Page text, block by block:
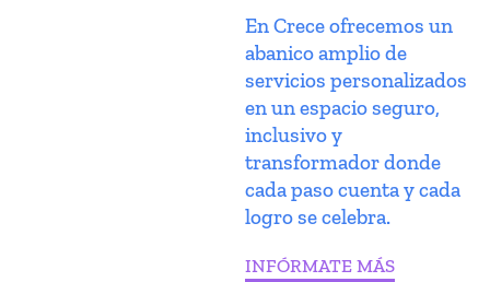
En Crece ofrecemos un
abanico amplio de
servicios personalizados
en un espacio seguro,
inclusivo y
transformador donde
cada paso cuenta y cada
logro se celebra.
INFÓRMATE MÁS